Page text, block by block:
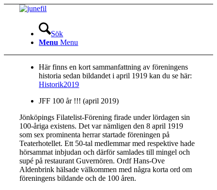
Sök
Menu Menu
Här finns en kort sammanfattning av föreningens
historia sedan bildandet i april 1919 kan du se här:
Historik2019
JFF 100 år !!! (april 2019)
Jönköpings Filatelist-Förening firade under lördagen sin
100-åriga existens. Det var nämligen den 8 april 1919
som sex prominenta herrar startade föreningen på
Teaterhotellet. Ett 50-tal medlemmar med respektive hade
hörsammat inbjudan och därför samlades till mingel och
supé på restaurant Guvernören. Ordf Hans-Ove
Aldenbrink hälsade välkommen med några korta ord om
föreningens bildande och de 100 åren.